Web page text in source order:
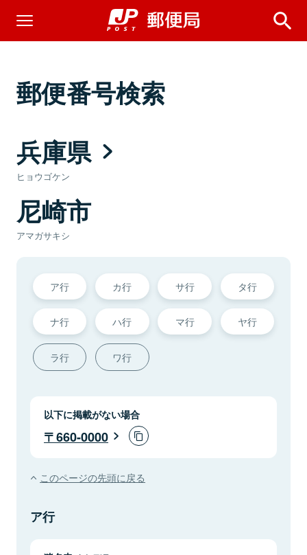
郵便番号検索
兵庫県
ヒョウゴケン
尼崎市
アマガサキシ
ア行 カ行 サ行 タ行
ナ行 ハ行 マ行 ヤ行
ラ行 ワ行
以下に掲載がない場合
660-0000
このページの先頭に戻る
ア行